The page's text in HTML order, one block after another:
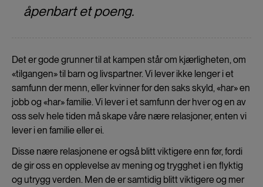
åpenbart et poeng.
Det er gode grunner til at kampen står om kjærligheten, om
«tilgangen» til barn og livspartner. Vi lever ikke lenger i et
samfunn der menn, eller kvinner for den saks skyld, «har» en
jobb og «har» familie. Vi lever i et samfunn der hver og en av
oss selv hele tiden må skape våre nære relasjoner, enten vi
lever i en familie eller ei.
Disse nære relasjonene er også blitt viktigere enn før, fordi
de gir oss en opplevelse av mening og trygghet i en flyktig
og utrygg verden. Men de er samtidig blitt viktigere og mer